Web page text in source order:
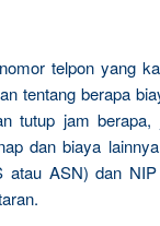
telpon yang
tentang berapa
tutup jam berapa,
dan biaya
atau ASN) dan